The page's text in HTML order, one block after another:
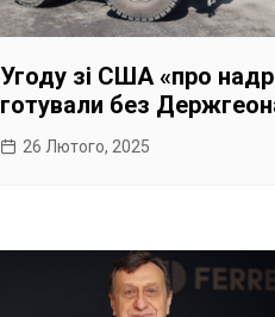
Угоду зі США «про
готували без
26 Лютого, 2025